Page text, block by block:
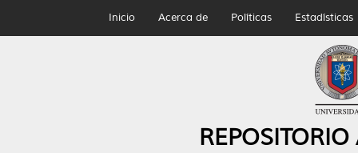
Inicio Acerca de Políticas Estadísticas